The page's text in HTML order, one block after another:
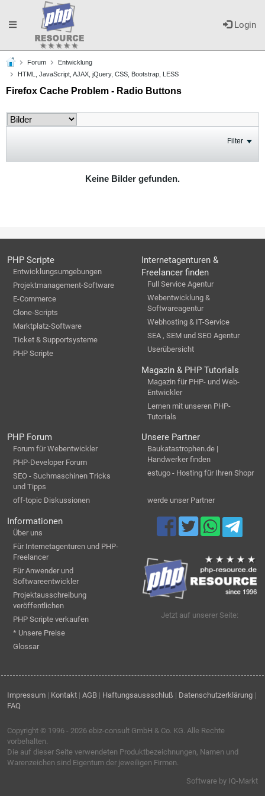
Login
Toggle
navigation
Forum
Entwicklung
HTML, JavaScript, AJAX, jQuery, CSS, Bootstrap, LESS
Firefox Cache Problem - Radio Buttons
Filter
Keine Bilder gefunden.
PHP Scripte
Entwicklungsumgebungen
Projektmanagement-Software
E-Commerce
Clone-Scripts
Marktplatz-Software
Ticket & Supportsysteme
PHP Scripte
Internetagenturen &
Freelancer finden
Full Service Agentur
Webentwicklung &
Softwareagentur
Webhosting & IT-Service
SEA , SEM und SEO Agentur
Userübersicht
Magazin & PHP Tutorials
Magazin für PHP- und Web-
Entwickler
Lernen mit unseren PHP-
Tutorials
PHP Forum
Forum für Webentwickler
PHP-Developer Forum
SEO - Suchmaschinen Tricks
und Tipps
off-topic Diskussionen
Unsere Partner
Baukatastrophen.de |
Handwerker finden
estugo - Hosting für Ihren Shopr
werde unser Partner
Informationen
Über uns
Für Internetagenturen und PHP-
Freelancer
Für Anwender und
Softwareentwickler
Projektausschreibung
veröffentlichen
PHP Scripte verkaufen
* Unsere Preise
Glossar
Jetzt auf unserer Seite:
Impressum | Kontakt | AGB | Haftungsaussschluß | Datenschutzerklärung |
FAQ
Copyright © 1996 - 2026 ebiz-consult GmbH & Co. KG. Alle Rechte
vorbehalten.
Die auf dieser Seite verwendeten Produktbezeichnungen, Namen und
Warenzeichen sind Eigentum der jeweiligen Firmen.
Software by IQ-Markt